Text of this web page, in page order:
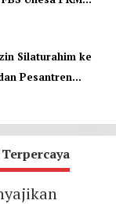
Silaturahim ke
Pesantren